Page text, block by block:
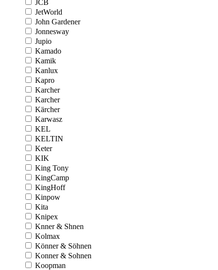
JCB
JetWorld
John Gardener
Jonnesway
Jupio
Kamado
Kamik
Kanlux
Kapro
Karcher
Karcher
Kärcher
Karwasz
KEL
KELTIN
Keter
KIK
King Tony
KingCamp
KingHoff
Kinpow
Kita
Knipex
Knner & Shnen
Kolmax
Könner & Söhnen
Konner & Sohnen
Koopman